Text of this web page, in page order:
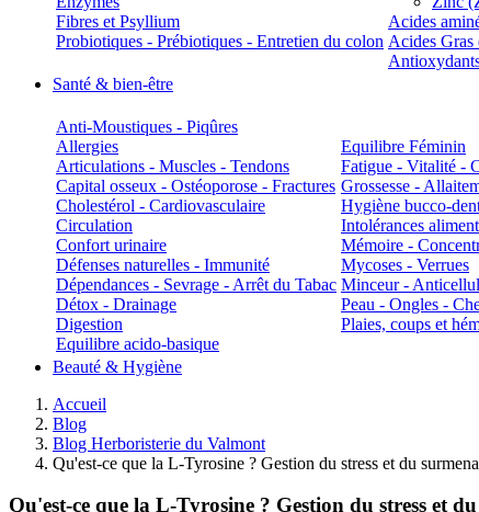
Fibres et Psyllium
Probiotiques - Prébiotiques - Entretien du colon
Acides
Acides Gras
Santé & bien-être
Anti-Moustiques - Piqûres
Allergies
Articulations - Muscles - Tendons
Capital osseux - Ostéoporose - Fractures
Cholestérol - Cardiovasculaire
Circulation
Confort urinaire
Défenses naturelles - Immunité
Dépendances - Sevrage - Arrêt du Tabac
Détox - Drainage
Digestion
Equilibre acido-basique
Equilibre Féminin
Fatigue - Vitalité -
Grossesse -
Hygiène bucco-
Intolérances
Mémoire -
Mycoses - Verrues
Minceur -
Peau - Ongles -
Plaies, coups et
Beauté & Hygiène
Accueil
Blog
Blog Herboristerie du Valmont
Qu'est-ce que la L-Tyrosine ? Gestion du stress et du
Qu'est-ce que la L-Tyrosine ? Gestion du stress et